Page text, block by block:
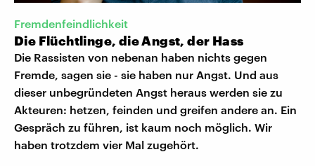
Fremdenfeindlichkeit
Die Flüchtlinge, die Angst, der Hass
Die Rassisten von nebenan haben nichts gegen
Fremde, sagen sie - sie haben nur Angst. Und aus
dieser unbegründeten Angst heraus werden sie zu
Akteuren: hetzen, feinden und greifen andere an. Ein
Gespräch zu führen, ist kaum noch möglich. Wir
haben trotzdem vier Mal zugehört.